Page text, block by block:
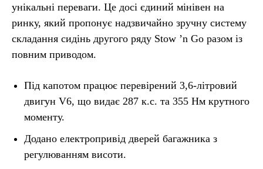
унікальні переваги. Це досі єдиний мінівен на
ринку, який пропонує надзвичайно зручну систему
складання сидінь другого ряду Stow ’n Go разом із
повним приводом.
Під капотом працює перевірений 3,6-літровий
двигун V6, що видає 287 к.с. та 355 Нм крутного
моменту.
Додано електропривід дверей багажника з
регулюванням висоти.